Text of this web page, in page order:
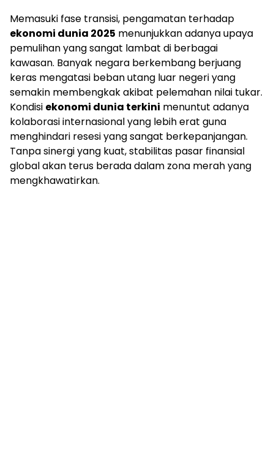
Memasuki fase transisi, pengamatan terhadap
ekonomi dunia 2025 menunjukkan adanya upaya
pemulihan yang sangat lambat di berbagai
kawasan. Banyak negara berkembang berjuang
keras mengatasi beban utang luar negeri yang
semakin membengkak akibat pelemahan nilai tukar.
Kondisi ekonomi dunia terkini menuntut adanya
kolaborasi internasional yang lebih erat guna
menghindari resesi yang sangat berkepanjangan.
Tanpa sinergi yang kuat, stabilitas pasar finansial
global akan terus berada dalam zona merah yang
mengkhawatirkan.